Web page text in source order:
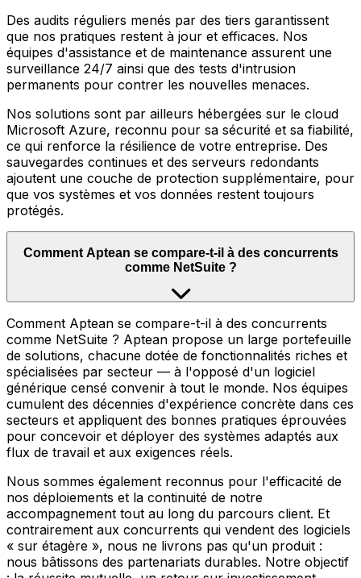
Des audits réguliers menés par des tiers garantissent
que nos pratiques restent à jour et efficaces. Nos
équipes d'assistance et de maintenance assurent une
surveillance 24/7 ainsi que des tests d'intrusion
permanents pour contrer les nouvelles menaces.
Nos solutions sont par ailleurs hébergées sur le cloud
Microsoft Azure, reconnu pour sa sécurité et sa fiabilité,
ce qui renforce la résilience de votre entreprise. Des
sauvegardes continues et des serveurs redondants
ajoutent une couche de protection supplémentaire, pour
que vos systèmes et vos données restent toujours
protégés.
Comment Aptean se compare-t-il à des concurrents
comme NetSuite ?
Comment Aptean se compare-t-il à des concurrents
comme NetSuite ? Aptean propose un large portefeuille
de solutions, chacune dotée de fonctionnalités riches et
spécialisées par secteur — à l'opposé d'un logiciel
générique censé convenir à tout le monde. Nos équipes
cumulent des décennies d'expérience concrète dans ces
secteurs et appliquent des bonnes pratiques éprouvées
pour concevoir et déployer des systèmes adaptés aux
flux de travail et aux exigences réels.
Nous sommes également reconnus pour l'efficacité de
nos déploiements et la continuité de notre
accompagnement tout au long du parcours client. Et
contrairement aux concurrents qui vendent des logiciels
« sur étagère », nous ne livrons pas qu'un produit :
nous bâtissons des partenariats durables. Notre objectif